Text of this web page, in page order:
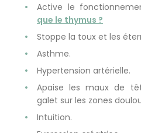
Active le
que le thymus ?
Stoppe la toux et les
Asthme.
Hypertension artérielle.
Apaise les maux de
galet sur les zones
Intuition.